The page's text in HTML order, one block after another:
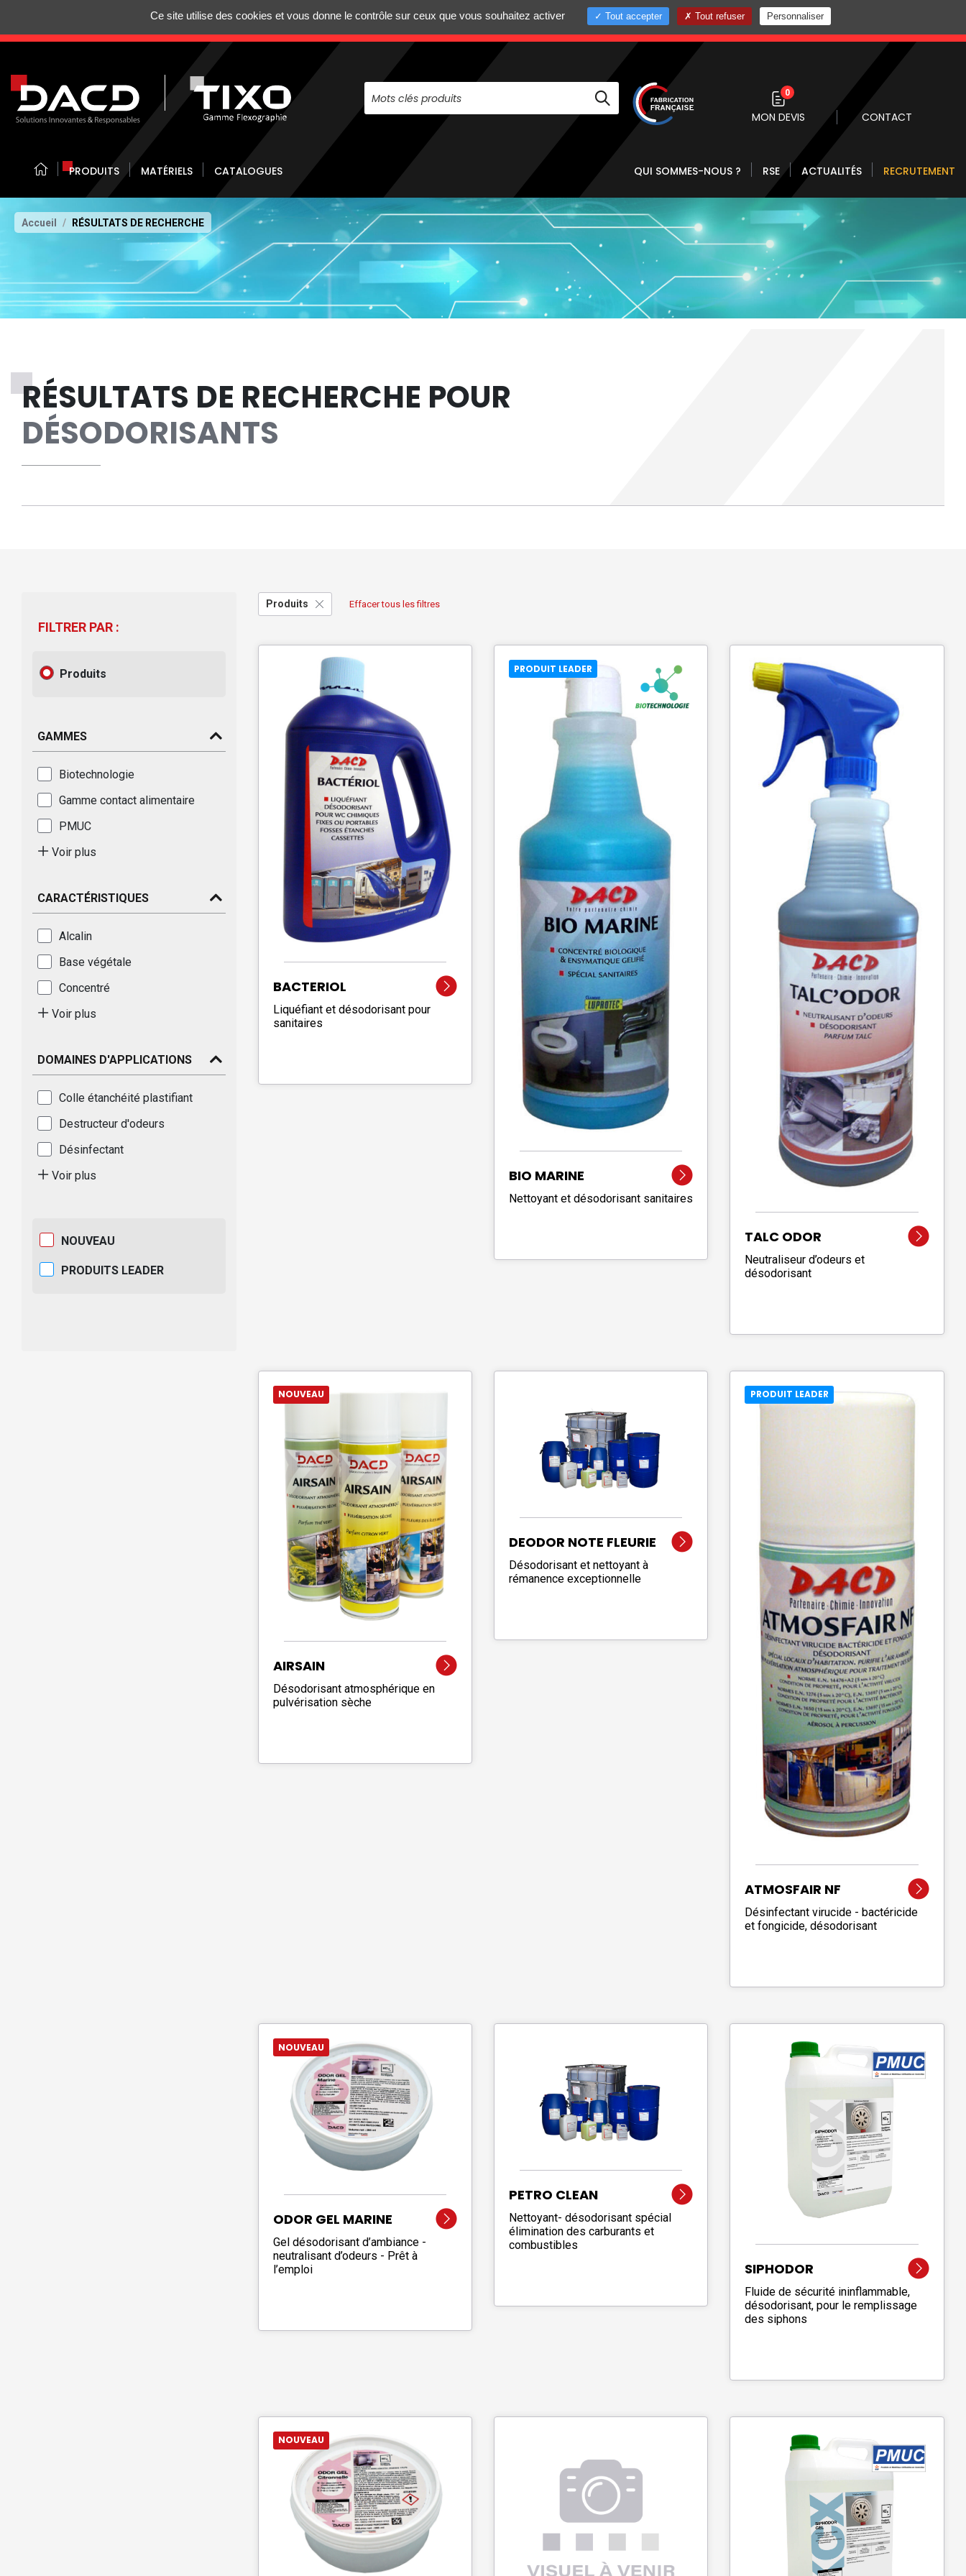
N'HÉSITEZ PAS À NOUS CONTACTER AU +33 (0)4 75 58 80 10
0
MON DEVIS CONTACT
PRODUITS MATÉRIELS CATALOGUES QUI SOMMES-NOUS ? RSE ACTUALITÉS RECRUTEMENT
Accueil RÉSULTATS DE RECHERCHE
RÉSULTATS DE RECHERCHE POUR
DÉSODORISANTS
FILTRER PAR :
Produits
GAMMES
Biotechnologie
Gamme contact alimentaire
PMUC
Voir plus
CARACTÉRISTIQUES
Alcalin
Base végétale
Concentré
Voir plus
DOMAINES D'APPLICATIONS
Colle étanchéité plastifiant
Destructeur d'odeurs
Désinfectant
Voir plus
NOUVEAU
PRODUITS LEADER
Produits Effacer tous les filtres
BACTERIOL
Liquéfiant et désodorisant pour
sanitaires
PRODUIT LEADER
BIO MARINE
Nettoyant et désodorisant sanitaires
TALC ODOR
Neutraliseur d’odeurs et
désodorisant
NOUVEAU
AIRSAIN
Désodorisant atmosphérique en
pulvérisation sèche
DEODOR NOTE FLEURIE
Désodorisant et nettoyant à
rémanence exceptionnelle
PRODUIT LEADER
ATMOSFAIR NF
Désinfectant virucide - bactéricide
et fongicide, désodorisant
NOUVEAU
ODOR GEL MARINE
Gel désodorisant d’ambiance -
neutralisant d’odeurs - Prêt à
l’emploi
PETRO CLEAN
Nettoyant- désodorisant spécial
élimination des carburants et
combustibles
SIPHODOR
Fluide de sécurité ininflammable,
désodorisant, pour le remplissage
des siphons
NOUVEAU
Ce site utilise des cookies et vous donne le contrôle sur ceux que vous souhaitez activer Tout accepter Tout refuser Personnaliser